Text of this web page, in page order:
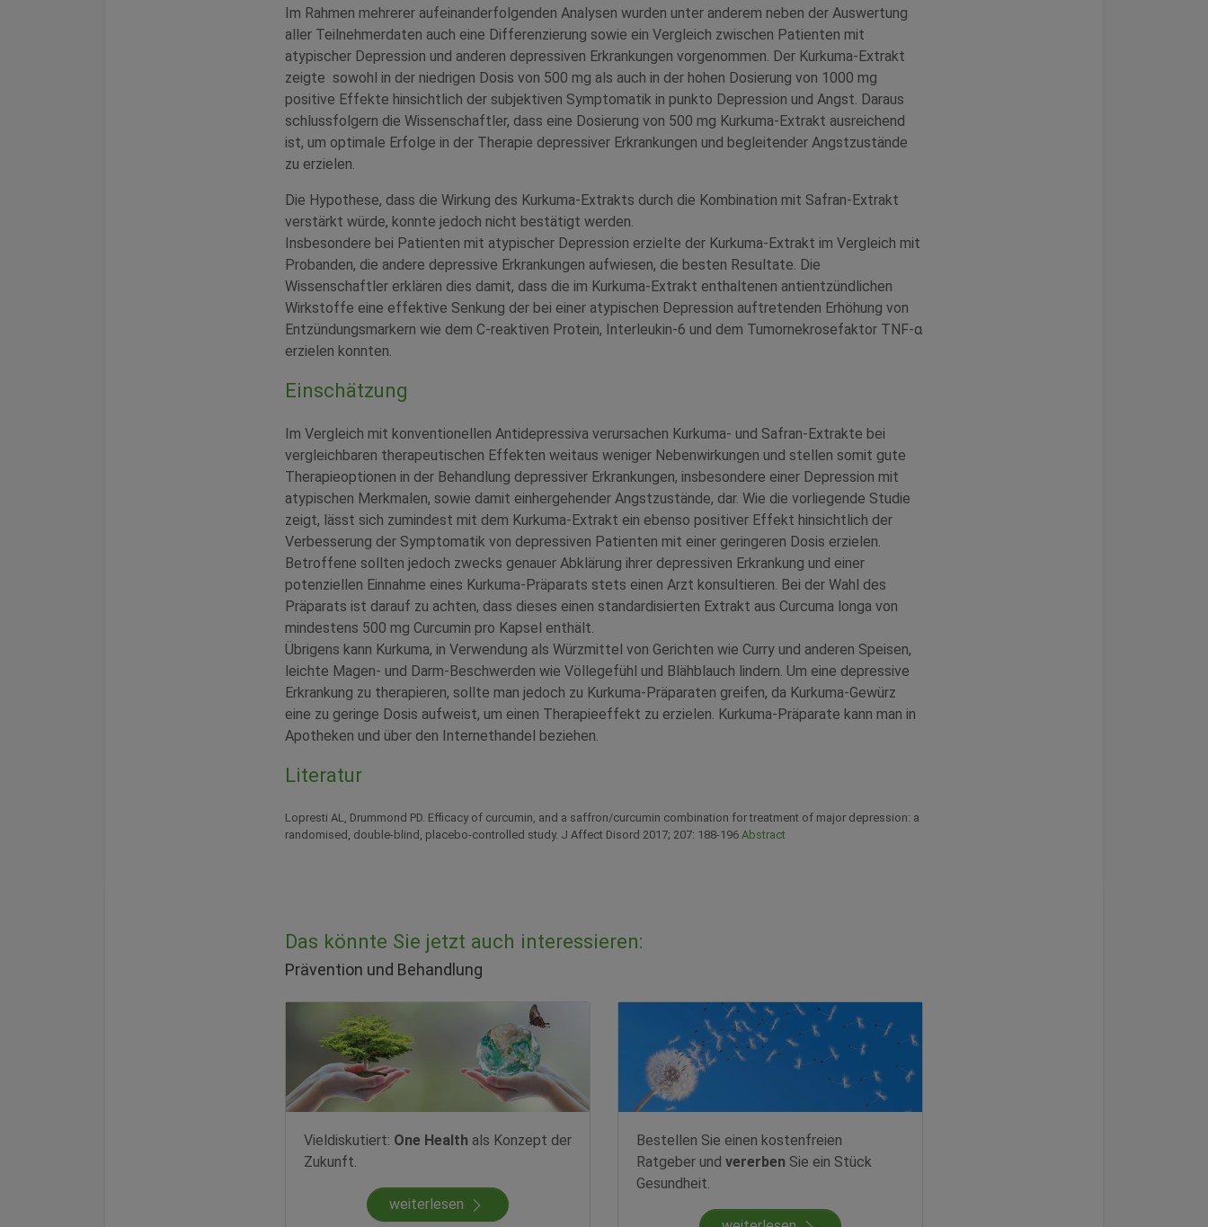
Im Rahmen mehrerer aufeinanderfolgenden Analysen wurden unter anderem neben der Auswertung
aller Teilnehmerdaten auch eine Differenzierung sowie ein Vergleich zwischen Patienten mit
atypischer Depression und anderen depressiven Erkrankungen vorgenommen. Der Kurkuma-Extrakt
zeigte sowohl in der niedrigen Dosis von 500 mg als auch in der hohen Dosierung von 1000 mg
positive Effekte hinsichtlich der subjektiven Symptomatik in punkto Depression und Angst. Daraus
schlussfolgern die Wissenschaftler, dass eine Dosierung von 500 mg Kurkuma-Extrakt ausreichend
ist, um optimale Erfolge in der Therapie depressiver Erkrankungen und begleitender Angstzustände
zu erzielen.
Die Hypothese, dass die Wirkung des Kurkuma-Extrakts durch die Kombination mit Safran-Extrakt
verstärkt würde, konnte jedoch nicht bestätigt werden.
Insbesondere bei Patienten mit atypischer Depression erzielte der Kurkuma-Extrakt im Vergleich mit
Probanden, die andere depressive Erkrankungen aufwiesen, die besten Resultate. Die
Wissenschaftler erklären dies damit, dass die im Kurkuma-Extrakt enthaltenen antientzündlichen
Wirkstoffe eine effektive Senkung der bei einer atypischen Depression auftretenden Erhöhung von
Entzündungsmarkern wie dem C-reaktiven Protein, Interleukin-6 und dem Tumornekrosefaktor TNF-α
erzielen konnten.
Einschätzung
Im Vergleich mit konventionellen Antidepressiva verursachen Kurkuma- und Safran-Extrakte bei
vergleichbaren therapeutischen Effekten weitaus weniger Nebenwirkungen und stellen somit gute
Therapieoptionen in der Behandlung depressiver Erkrankungen, insbesondere einer Depression mit
atypischen Merkmalen, sowie damit einhergehender Angstzustände, dar. Wie die vorliegende Studie
zeigt, lässt sich zumindest mit dem Kurkuma-Extrakt ein ebenso positiver Effekt hinsichtlich der
Verbesserung der Symptomatik von depressiven Patienten mit einer geringeren Dosis erzielen.
Betroffene sollten jedoch zwecks genauer Abklärung ihrer depressiven Erkrankung und einer
potenziellen Einnahme eines Kurkuma-Präparats stets einen Arzt konsultieren. Bei der Wahl des
Präparats ist darauf zu achten, dass dieses einen standardisierten Extrakt aus Curcuma longa von
mindestens 500 mg Curcumin pro Kapsel enthält.
Übrigens kann Kurkuma, in Verwendung als Würzmittel von Gerichten wie Curry und anderen Speisen,
leichte Magen- und Darm-Beschwerden wie Völlegefühl und Blähblauch lindern. Um eine depressive
Erkrankung zu therapieren, sollte man jedoch zu Kurkuma-Präparaten greifen, da Kurkuma-Gewürz
eine zu geringe Dosis aufweist, um einen Therapieeffekt zu erzielen. Kurkuma-Präparate kann man in
Apotheken und über den Internethandel beziehen.
Literatur
Lopresti AL, Drummond PD. Efficacy of curcumin, and a saffron/curcumin combination for treatment of major depression: a
randomised, double-blind, placebo-controlled study. J Affect Disord 2017; 207: 188-196 Abstract
Das könnte Sie jetzt auch interessieren:
Prävention und Behandlung
Vieldiskutiert: One Health als Konzept der
Zukunft.
weiterlesen
Bestellen Sie einen kostenfreien
Ratgeber und vererben Sie ein Stück
Gesundheit.